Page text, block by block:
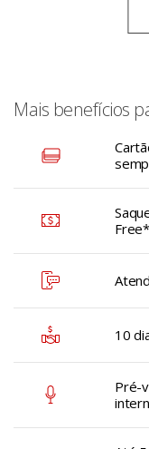
Mais benefícios
10
Pré-